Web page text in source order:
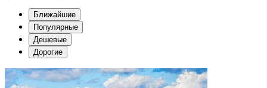
Ближайшие
Популярные
Дешевые
Дорогие